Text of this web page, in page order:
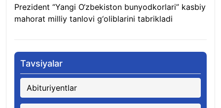
Prezident “Yangi O‘zbekiston bunyodkorlari” kasbiy
mahorat milliy tanlovi g‘oliblarini tabrikladi
Tavsiyalar
Abituriyentlar